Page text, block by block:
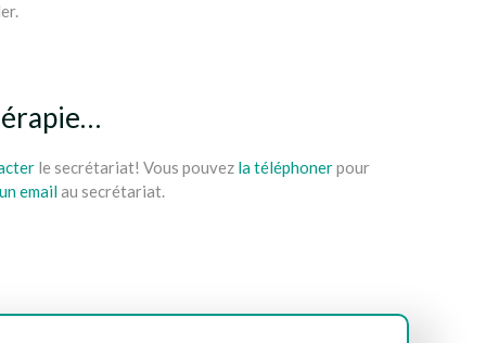
le secrétariat! Vous pouvez la téléphonerpour
emailau secrétariat.